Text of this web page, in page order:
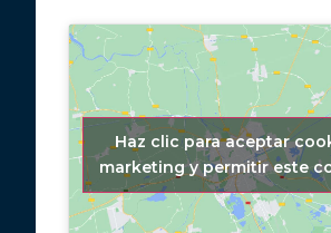
Haz clic para aceptar
marketing y permitir este